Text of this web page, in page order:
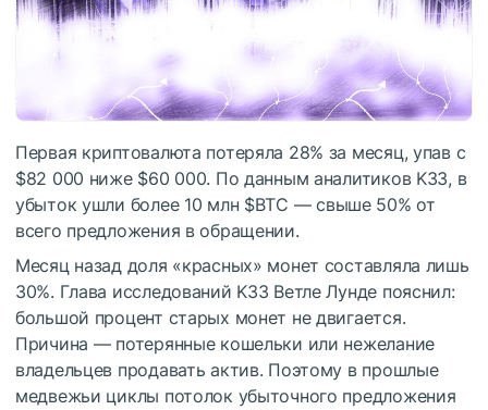
Первая криптовалюта потеряла 28% за месяц, упав с
$82 000 ниже $60 000. По данным аналитиков K33, в
убыток ушли более 10 млн $BTC — свыше 50% от
всего предложения в обращении.
Месяц назад доля «красных» монет составляла лишь
30%. Глава исследований K33 Ветле Лунде пояснил:
большой процент старых монет не двигается.
Причина — потерянные кошельки или нежелание
владельцев продавать актив. Поэтому в прошлые
медвежьи циклы потолок убыточного предложения